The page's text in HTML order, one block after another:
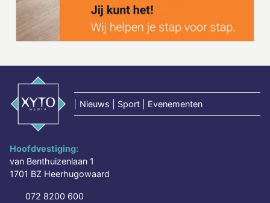
Nieuws | Sport | Evenementen
Hoofdvestiging:
van Benthuizenlaan 1
1701 BZ Heerhugowaard
072 8200 600